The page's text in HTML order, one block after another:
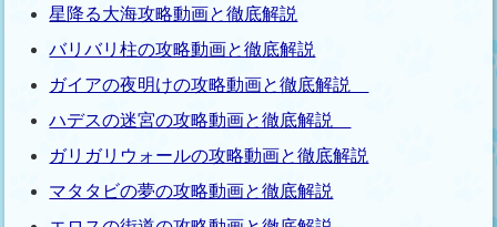
星降る大海攻略動画と徹底解説
バリバリ柱の攻略動画と徹底解説
ガイアの夜明けの攻略動画と徹底解説
ハデスの迷宮の攻略動画と徹底解説
ガリガリウォールの攻略動画と徹底解説
マタタビの夢の攻略動画と徹底解説